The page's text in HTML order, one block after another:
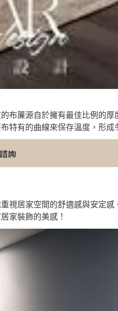
布簾源自於擁有最佳比例的
特有的曲線來保存溫度，形成
詢
居家空間的舒適感與安定
家裝飾的美感！